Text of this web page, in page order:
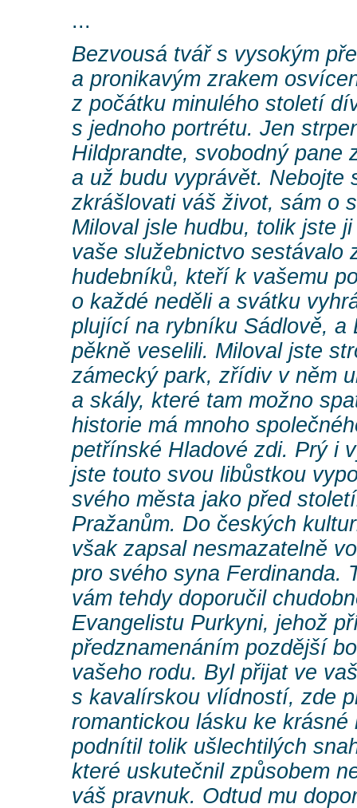
...
Bezvousá tvář s vysokým
a pronikavým zrakem
z počátku minulého století
s jednoho portrétu. Jen
Hildprandte, svobodný pane
a už budu vyprávět. Nebojte
zkrášlovati váš život, sám o
Miloval jsle hudbu, tolik jste
vaše služebnictvo sestávalo
hudebníků, kteří k vašemu
o každé neděli a svátku
plující na rybníku Sádlově, a
pěkně veselili. Miloval jste
zámecký park, zřídiv v něm
a skály, které tam možno
historie má mnoho
petřínské Hladové zdi. Prý i
jste touto svou libůstkou
svého města jako před
Pražanům. Do českých
však zapsal nesmazatelně
pro svého syna Ferdinanda.
vám tehdy doporučil
Evangelistu Purkyni, jehož
předznamenáním pozdější
vašeho rodu. Byl přijat ve
s kavalírskou vlídností, zde
romantickou lásku ke krásné
podnítil tolik ušlechtilých
které uskutečnil způsobem
váš pravnuk. Odtud mu